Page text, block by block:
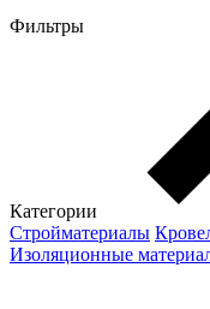
Фильтры
Категории
Стройматериалы
Изоляционные